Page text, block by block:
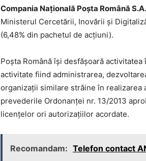
Compania Națională Poşta Română S.A.
Ministerul Cercetării, Inovării şi
(6,48% din pachetul de acţiuni).
Poşta Română îşi desfăşoară
activitate fiind administrarea,
organizaţii similare străine în
prevederile Ordonanţei nr. 13/2013
licenţelor ori autorizaţiilor acordate.
Recomandam: Telefon contact